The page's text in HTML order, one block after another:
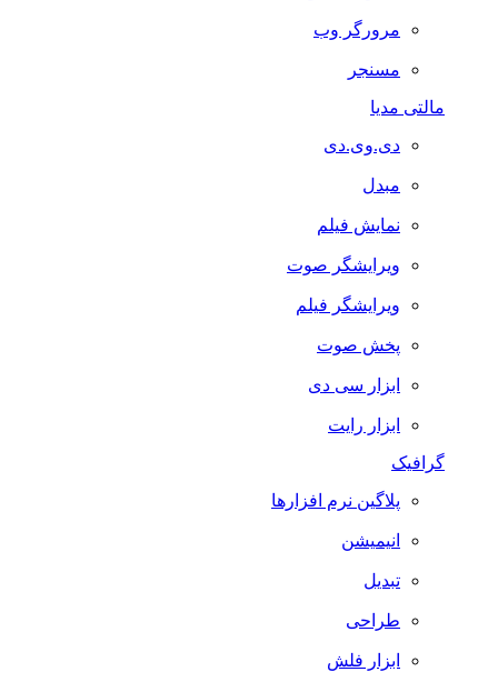
مرورگر وب
مسنجر
مالتی مدیا
دی.وی.دی
مبدل
نمایش فیلم
ویرایشگر صوت
ویرایشگر فیلم
پخش صوت
ابزار سی دی
ابزار رایت
گرافیک
پلاگین نرم افزارها
انیمیشن
تبدیل
طراحی
ابزار فلش